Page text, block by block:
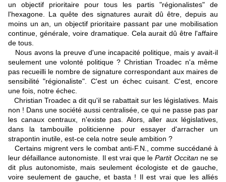
un objectif prioritaire pour tous les partis "régionalistes" de
l'hexagone. La quête des signatures aurait dû être, depuis au
moins un an, un objectif prioritaire passant par une mobilisation
continue, générale, voire dramatique. Cela aurait dû être l'affaire
de tous.
Nous avons la preuve d'une incapacité politique, mais y avait-il
seulement une volonté politique ? Christian Troadec n'a même
pas recueilli le nombre de signature correspondant aux maires de
sensibilité "régionaliste". C'est un échec cuisant. C'est, encore
une fois, notre échec.
Christian Troadec a dit qu'il se rabattait sur les législatives. Mais
non ! Dans une société aussi centralisée, ce qui ne passe pas par
les canaux centraux, n'existe pas. Alors, aller aux législatives,
dans la tambouille politicienne pour essayer d'arracher un
strapontin inutile, est-ce cela notre seule ambition ?
Certains migrent vers le combat anti-F.N., comme succédané à
leur défaillance autonomiste. Il est vrai que lePartit Occitanne se
dit plus autonomiste, mais seulement écologiste et de gauche,
voire seulement de gauche, et basta ! Il est vrai que les alliés